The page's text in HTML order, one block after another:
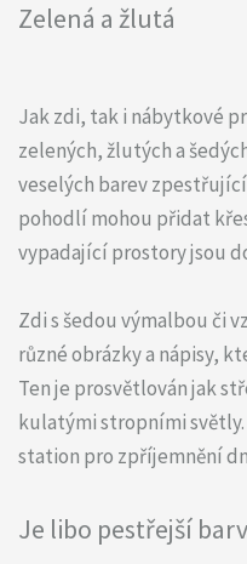
Zelená a žlutá
Jak zdi, tak i nábytkové
zelených, žlutých a
veselých barev
pohodlí mohou přidat
vypadající prostory jsou
Zdi s šedou výmalbou či
různé obrázky a nápisy,
Ten je prosvětlován jak
kulatými stropními
station pro zpříjemnění
Je libo pestřejší